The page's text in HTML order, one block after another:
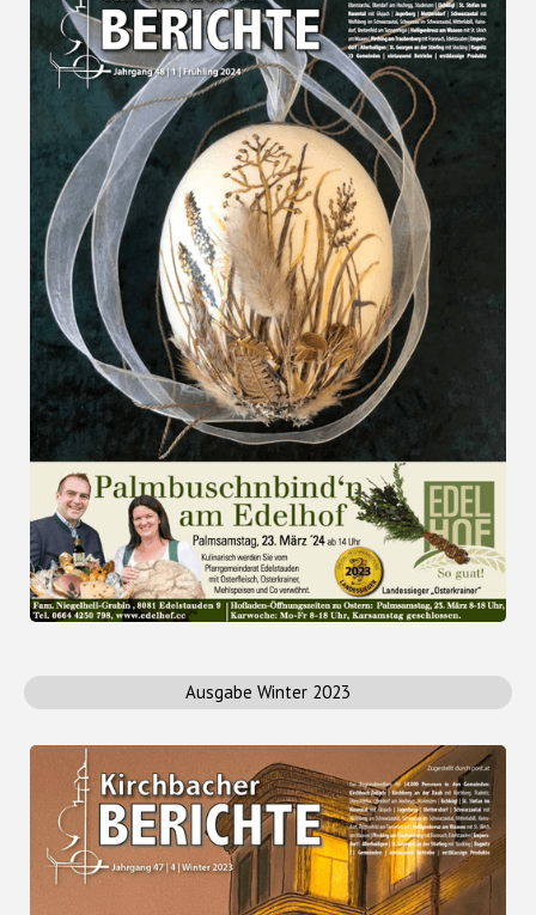
Ausgabe Winter 2023